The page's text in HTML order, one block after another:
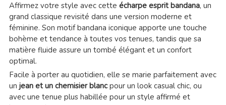
Affirmez votre style avec cette écharpe esprit bandana, un
grand classique revisité dans une version moderne et
féminine. Son motif bandana iconique apporte une touche
bohème et tendance à toutes vos tenues, tandis que sa
matière fluide assure un tombé élégant et un confort
optimal.
Facile à porter au quotidien, elle se marie parfaitement avec
un jean et un chemisier blancpour un look casual chic, ou
avec une tenue plus habillée pour un style affirmé et